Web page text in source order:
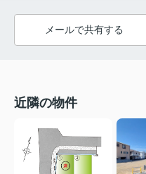
メールで共有する
近隣の物件